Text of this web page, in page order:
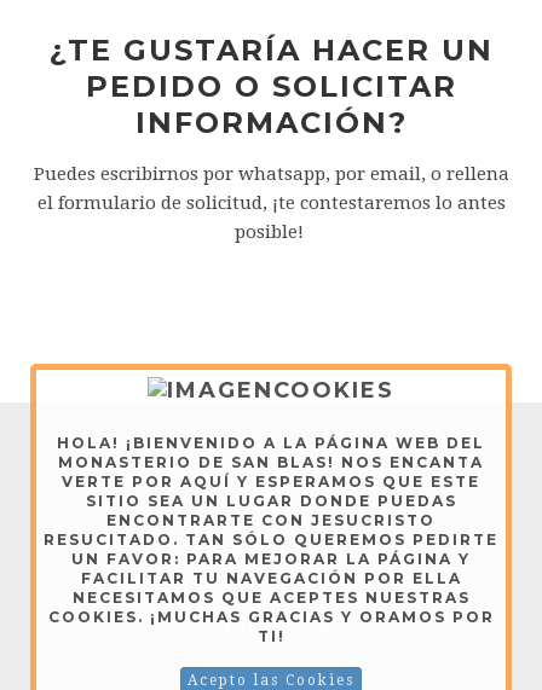
¿TE GUSTARÍA HACER UN
PEDIDO O SOLICITAR
INFORMACIÓN?
Puedes escribirnos por whatsapp, por email, o rellena
el formulario de solicitud, ¡te contestaremos lo antes
posible!
Editorial Vive de Cristo - Copyright © 2026
AVISO LEGAL
Dominicas de Lerma - Copyright © 2026
AVISO LEGAL
HOLA! ¡BIENVENIDO A LA PÁGINA WEB DEL
MONASTERIO DE SAN BLAS! NOS ENCANTA
VERTE POR AQUÍ Y ESPERAMOS QUE ESTE
SITIO SEA UN LUGAR DONDE PUEDAS
ENCONTRARTE CON JESUCRISTO
RESUCITADO. TAN SÓLO QUEREMOS PEDIRTE
UN FAVOR: PARA MEJORAR LA PÁGINA Y
FACILITAR TU NAVEGACIÓN POR ELLA
NECESITAMOS QUE ACEPTES NUESTRAS
COOKIES. ¡MUCHAS GRACIAS Y ORAMOS POR
TI!
Acepto las Cookies